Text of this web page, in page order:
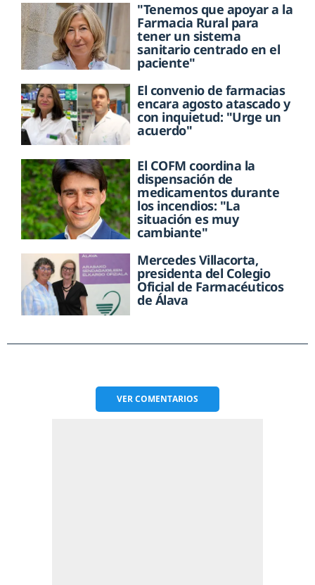
"Tenemos que apoyar a la
Farmacia Rural para
tener un sistema
sanitario centrado en el
paciente"
El convenio de farmacias
encara agosto atascado y
con inquietud: "Urge un
acuerdo"
El COFM coordina la
dispensación de
medicamentos durante
los incendios: "La
situación es muy
cambiante"
Mercedes Villacorta,
presidenta del Colegio
Oficial de Farmacéuticos
de Álava
VERCOMENTARIOS